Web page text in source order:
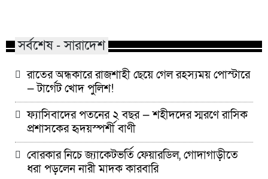
সর্বশেষ - সারাদেশ
রাতের অন্ধকারে রাজশাহী ছেয়ে গেল রহস্যময় পোস্টারে
— টার্গেট খোদ পুলিশ!
ফ্যাসিবাদের পতনের ২ বছর — শহীদদের স্মরণে রাসিক
প্রশাসকের হৃদয়স্পর্শী বাণী
বোরকার নিচে জ্যাকেটভর্তি ফেয়ারডিল, গোদাগাড়ীতে
ধরা পড়লেন নারী মাদক কারবারি